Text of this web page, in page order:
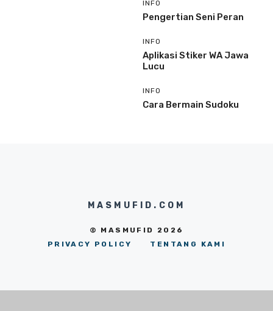
INFO
Pengertian Seni Peran
INFO
Aplikasi Stiker WA Jawa
Lucu
INFO
Cara Bermain Sudoku
MASMUFID.COM
© MASMUFID 2026
PRIVACY POLICY
TENTANG KAMI